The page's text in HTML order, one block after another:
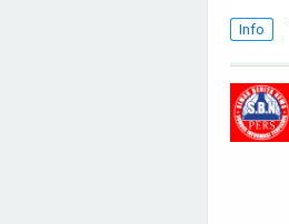
Info